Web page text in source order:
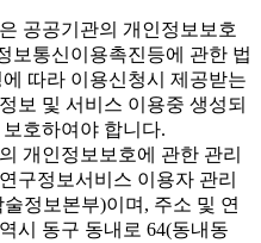
공공기관의 개인정보보호
보통신이용촉진등에 관한 법
따라 이용신청시 제공받는
보 및 서비스 이용중 생성되
호하여야 합니다.
개인정보보호에 관한 관리
구정보서비스 이용자 관리
정보본부)이며, 주소 및 연
시 동구 동내로 64(동내동